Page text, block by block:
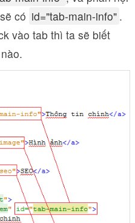
có id="tab-main-info" .
vào tab thì ta sẽ biết